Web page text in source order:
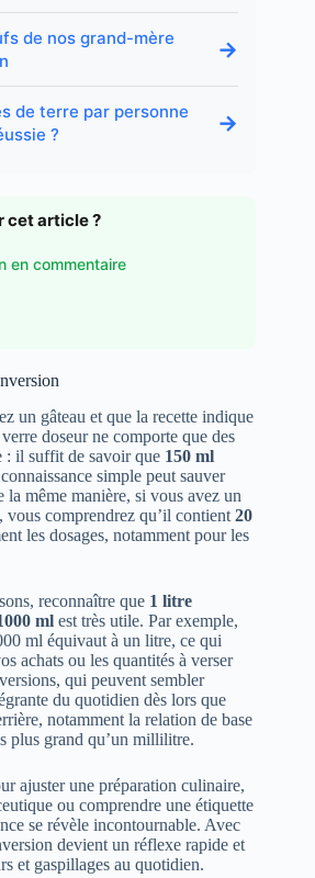
de nos grand-mère
→
de terre par personne
?
→
cet article ?
en commentaire
un gâteau et que la recette indique
doseur ne comporte que des
: il suffit de savoir que 150 ml
simple peut sauver
la même manière, si vous avez un
comprendrez qu’il contient 20
les dosages, notamment pour les
reconnaître que 1 litre
ml est très utile. Par exemple,
ml équivaut à un litre, ce qui
achats ou les quantités à verser
qui peuvent sembler
du quotidien dès lors que
notamment la relation de base
plus grand qu’un millilitre.
ajuster une préparation culinaire,
ou comprendre une étiquette
se révèle incontournable. Avec
devient un réflexe rapide et
et gaspillages au quotidien.